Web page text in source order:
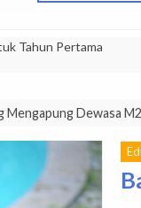
Tahun Pertama
Mengapung Dewasa